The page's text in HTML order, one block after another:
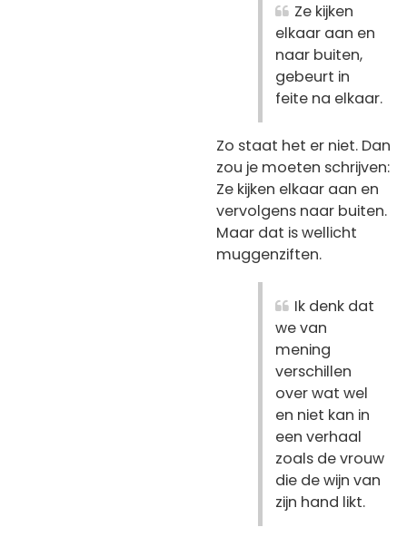
Ze kijken
elkaar aan en
naar buiten,
gebeurt in
feite na elkaar.
Zo staat het er niet. Dan
zou je moeten schrijven:
Ze kijken elkaar aan en
vervolgens naar buiten.
Maar dat is wellicht
muggenziften.
Ik denk dat
we van
mening
verschillen
over wat wel
en niet kan in
een verhaal
zoals de vrouw
die de wijn van
zijn hand likt.